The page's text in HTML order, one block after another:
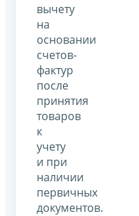
вычету
на
основании
счетов-
фактур
после
принятия
товаров
к
учету
и при
наличии
первичных
документов.